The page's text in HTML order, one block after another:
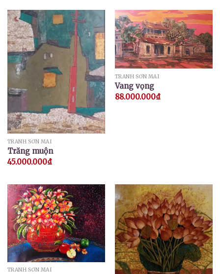
TRANH SƠN MÀI
Trăng muộn
45.000.000₫
TRANH SƠN MÀI
Vang vọng
88.000.000₫
TRANH SƠN MÀI